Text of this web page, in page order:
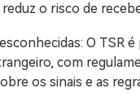
o risco de
O TSR
com
os sinais e as